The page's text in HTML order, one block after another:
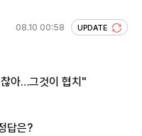
08.10 00:58 UPDATE
아…그것이 협치"
답은?